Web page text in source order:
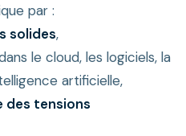
par :
solides,
le cloud, les logiciels, la
artificielle,
des tensions